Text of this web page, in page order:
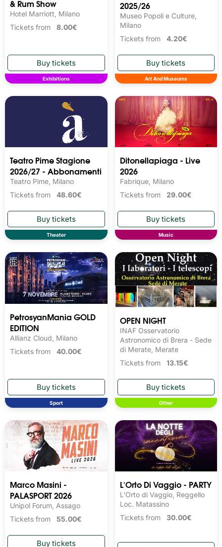
& Rum Show
Hotel Marriott, Milano
Tickets from 8.00€
Exhibitions
2025/26
Museo Popoli e Culture,
Milano
Tickets from 4.20€
Art And Museums
Teatro Pime Stagione
2026/27 - Abbonamenti
Teatro Pime, Milano
Tickets from 48.60€
Theater
Ditonellapiaga - Live
2026
Fabrique, Milano
Tickets from 29.00€
Music
PetrosyanMania GOLD
EDITION
Allianz Cloud, Milano
Tickets from 40.00€
Sport
OPEN NIGHT
INAF Osservatorio
Astronomico di Brera - Sede
di Merate, Merate
Tickets from 13.15€
Other
Marco Masini -
PALASPORT 2026
Unipol Forum, Assago
Tickets from 55.00€
L'Orto Di Vaggio - PARTY
L'Orto di Vaggio, Reggello
Loc. Matassino
Tickets from 30.00€